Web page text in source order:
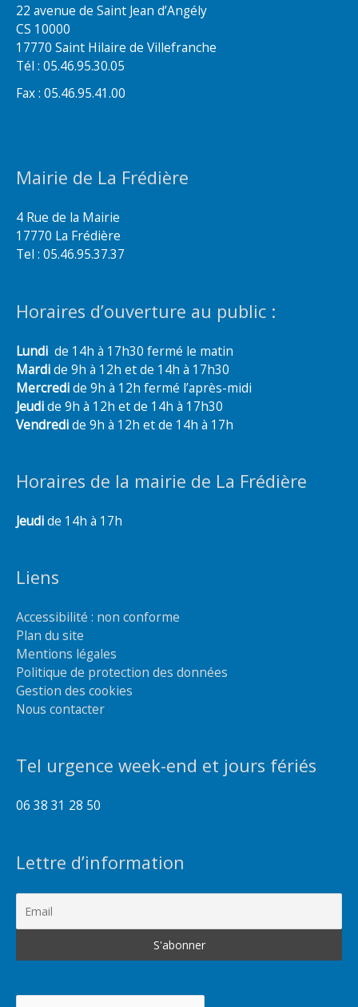
22 avenue de Saint Jean d’Angély
CS 10000
17770 Saint Hilaire de Villefranche
Tél : 05.46.95.30.05
Fax : 05.46.95.41.00
Mairie de La Frédière
4 Rue de la Mairie
17770 La Frédière
Tel : 05.46.95.37.37
Horaires d’ouverture au public :
Lundi de 14h à 17h30 fermé le matin
Mardide 9h à 12h et de 14h à 17h30
Mercredide 9h à 12h fermé l’après-midi
Jeudide 9h à 12h et de 14h à 17h30
Vendredide 9h à 12h et de 14h à 17h
Horaires de la mairie de La Frédière
Jeudide 14h à 17h
Liens
Accessibilité : non conforme
Plan du site
Mentions légales
Politique de protection des données
Gestion des cookies
Nous contacter
Tel urgence week-end et jours fériés
06 38 31 28 50
Lettre d’information